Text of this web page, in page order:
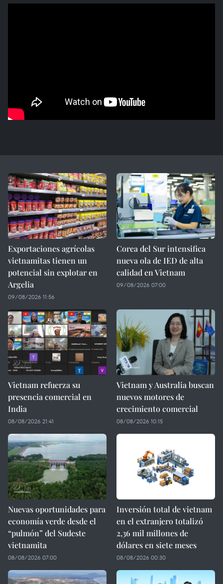
Exportaciones agrícolas
vietnamitas tienen un
potencial sin explotar en
Argelia
09/08/2026 11:56
Corea del Sur intensifica
nueva ola de IED de alta
calidad en Vietnam
09/08/2026 07:00
Vietnam refuerza su
presencia comercial en
India
08/08/2026 21:41
Vietnam y Australia buscan
nuevos motores de
crecimiento comercial
08/08/2026 10:15
Nuevas oportunidades para
economía verde desde el
“pulmón” del Sudeste
vietnamita
08/08/2026 07:00
Inversión total de vietnam
en el extranjero totalizó
2,36 mil millones de
dólares en siete meses
08/08/2026 00:30